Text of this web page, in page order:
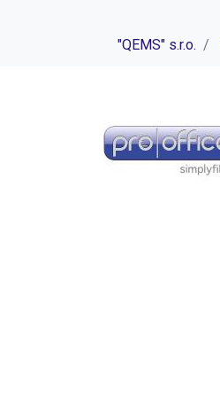
"QEMS" s.r.o.